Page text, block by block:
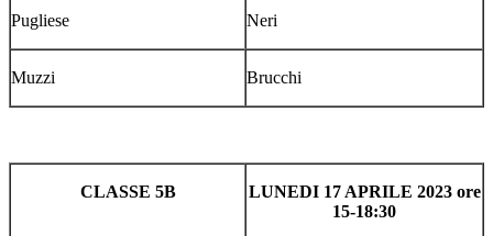
Pugliese Neri
Muzzi Brucchi
CLASSE 5B
LUNEDI 17 APRILE 2023 ore
15-18:30